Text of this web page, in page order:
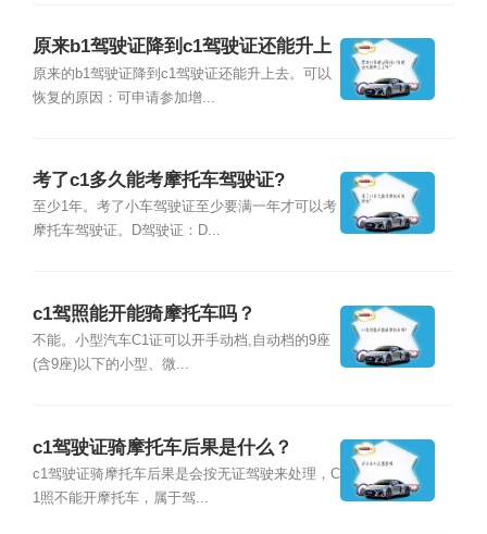
原来b1驾驶证降到c1驾驶证还能升上
去吗？
原来的b1驾驶证降到c1驾驶证还能升上去。可以
恢复的原因：可申请参加增...
考了c1多久能考摩托车驾驶证?
至少1年。考了小车驾驶证至少要满一年才可以考
摩托车驾驶证。D驾驶证：D...
c1驾照能开能骑摩托车吗？
不能。小型汽车C1证可以开手动档,自动档的9座
(含9座)以下的小型、微...
c1驾驶证骑摩托车后果是什么？
c1驾驶证骑摩托车后果是会按无证驾驶来处理，C
1照不能开摩托车，属于驾...